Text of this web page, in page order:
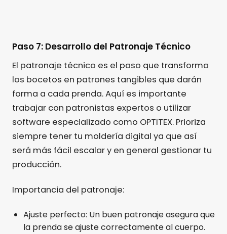
Paso 7: Desarrollo del Patronaje Técnico
El patronaje técnico es el paso que transforma
los bocetos en patrones tangibles que darán
forma a cada prenda. Aquí es importante
trabajar con patronistas expertos o utilizar
software especializado como OPTITEX. Prioriza
siempre tener tu moldería digital ya que así
será más fácil escalar y en general gestionar tu
producción.
Importancia del patronaje:
Ajuste perfecto: Un buen patronaje asegura que
la prenda se ajuste correctamente al cuerpo.